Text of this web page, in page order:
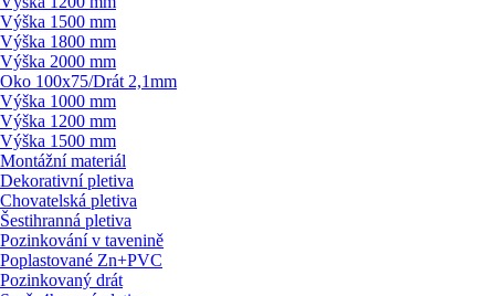
Výška 1500 mm
Výška 1800 mm
Výška 2000 mm
Oko 100x75/Drát 2,1mm
Výška 1000 mm
Výška 1200 mm
Výška 1500 mm
Montážní materiál
Dekorativní pletiva
Chovatelská pletiva
Šestihranná pletiva
Pozinkování v tavenině
Poplastované Zn+PVC
Pozinkovaný drát